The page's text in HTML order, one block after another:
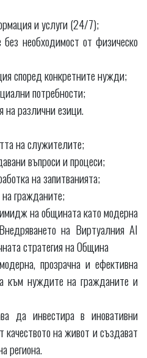
и услуги (24/7);
необходимост от физическо
според конкретните нужди;
потребности;
на различни езици.
на служителите;
въпроси и процеси;
на запитванията;
гражданите;
на общината като модерна
на Виртуалния AI
стратегия на Община
прозрачна и ефективна
към нуждите на гражданите и
да инвестира в иновативни
качеството на живот и създават
региона.